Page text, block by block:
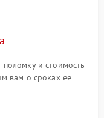
и стоимость
вам о сроках ее